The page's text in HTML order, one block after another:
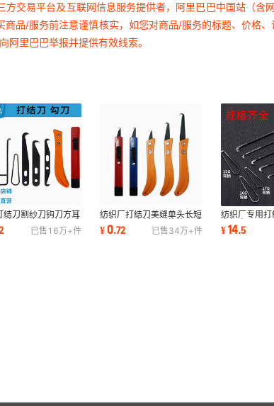
方交易平台及互联网信息服务提供者，阿里巴巴中国站（
商品/服务前注意谨慎核实，如您对商品/服务的标题、价格
阿里巴巴举报并提供有效线索。
结刀割纱刀钩刀方耳
单头双头长短钢皮香
柄
已售 16万+件
纺织厂打结刀美缝单头长短
大勾刀双头割纱刀片钩刀香
蕉推拉手柄
¥0.72 已售34万+件
纺织厂专用
弯柄直
纱刀纺织勾刀
¥14.5